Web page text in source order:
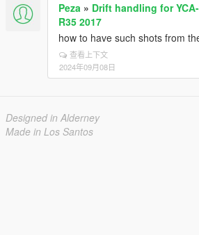
Peza » Drift handling for
R35 2017
how to have such shots from
查看上下文
2024年09月08日
Designed in Alderney
Made in Los Santos